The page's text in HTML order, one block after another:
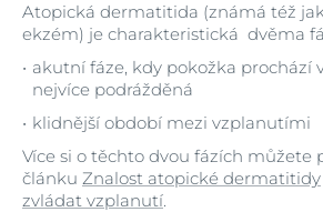
Atopická dermatitida (známá též
ekzém) je charakteristická dvěma
akutní fáze, kdy pokožka prochází
nejvíce podrážděná
klidnější období mezi vzplanutími
Více si o těchto dvou fázích můžete
článku Znalost atopické dermatitidy
zvládat vzplanutí.